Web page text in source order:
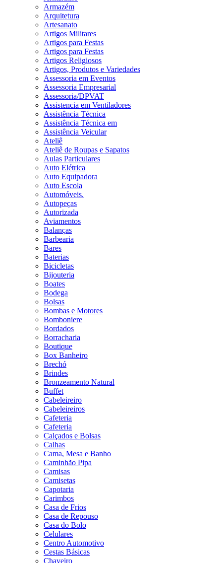
Armazém
Arquitetura
Artesanato
Artigos Militares
Artigos para Festas
Artigos para Festas
Artigos Religiosos
Artigos, Produtos e Variedades
Assessoria em Eventos
Assessoria Empresarial
Assessoria/DPVAT
Assistencia em Ventiladores
Assistência Técnica
Assistência Técnica em
Assistência Veicular
Ateliê
Ateliê de Roupas e Sapatos
Aulas Particulares
Auto Elétrica
Auto Equipadora
Auto Escola
Automóveis.
Autopeças
Autorizada
Aviamentos
Balanças
Barbearia
Bares
Baterias
Bicicletas
Bijouteria
Boates
Bodega
Bolsas
Bombas e Motores
Bomboniere
Bordados
Borracharia
Boutique
Box Banheiro
Brechó
Brindes
Bronzeamento Natural
Buffet
Cabeleireiro
Cabeleireiros
Cafeteria
Cafeteria
Calçados e Bolsas
Calhas
Cama, Mesa e Banho
Caminhão Pipa
Camisas
Camisetas
Capotaria
Carimbos
Casa de Frios
Casa de Repouso
Casa do Bolo
Celulares
Centro Automotivo
Cestas Básicas
Chaveiro